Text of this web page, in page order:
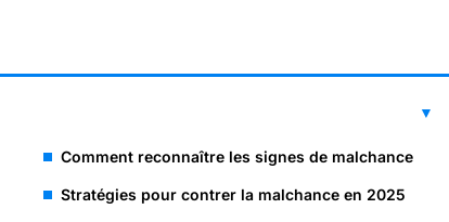
Comment reconnaître les signes de malchance
Stratégies pour contrer la malchance en 2025